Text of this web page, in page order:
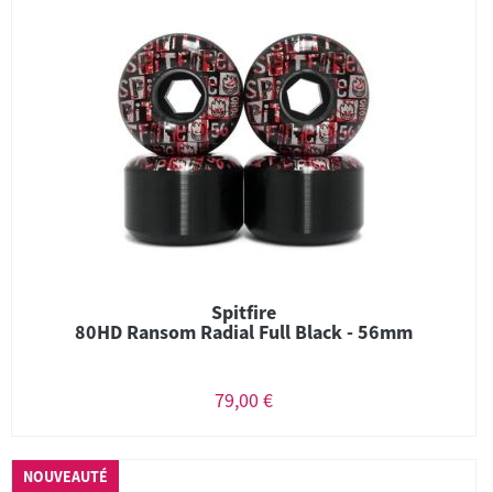
Spitfire
80HD Ransom Radial Full Black - 56mm
79,00 €
NOUVEAUTÉ